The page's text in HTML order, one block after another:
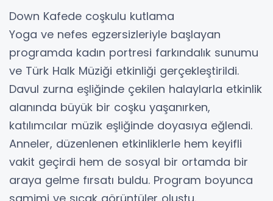
Down Kafede coşkulu kutlama
Yoga ve nefes egzersizleriyle başlayan
programda kadın portresi farkındalık sunumu
ve Türk Halk Müziği etkinliği gerçekleştirildi.
Davul zurna eşliğinde çekilen halaylarla etkinlik
alanında büyük bir coşku yaşanırken,
katılımcılar müzik eşliğinde doyasıya eğlendi.
Anneler, düzenlenen etkinliklerle hem keyifli
vakit geçirdi hem de sosyal bir ortamda bir
araya gelme fırsatı buldu. Program boyunca